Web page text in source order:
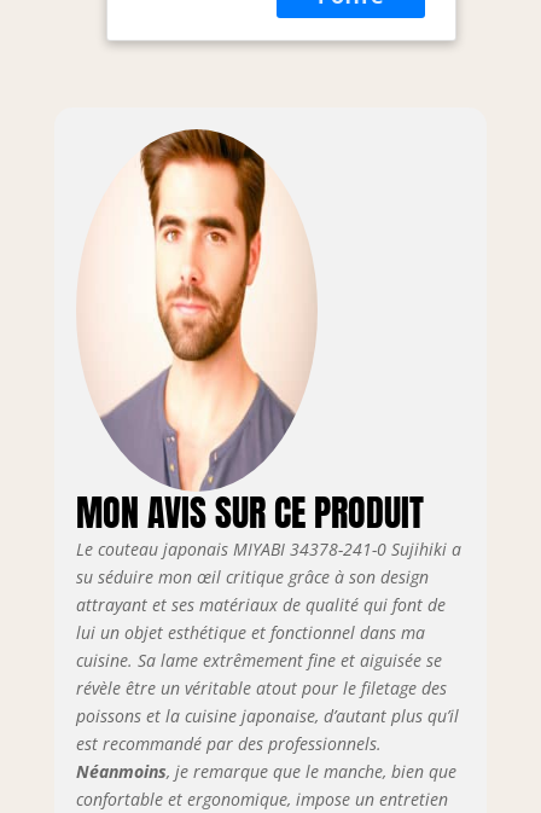
design damas 101
couches, manche
MON AVIS SUR CE PRODUIT
Le couteau japonais MIYABI 34378-241-0 Sujihiki a
su séduire mon œil critique grâce à son design
attrayant et ses matériaux de qualité qui font de
lui un objet esthétique et fonctionnel dans ma
cuisine. Sa lame extrêmement fine et aiguisée se
révèle être un véritable atout pour le filetage des
poissons et la cuisine japonaise, d’autant plus qu’il
est recommandé par des professionnels.
Néanmoins, je remarque que le manche, bien que
confortable et ergonomique, impose un entretien